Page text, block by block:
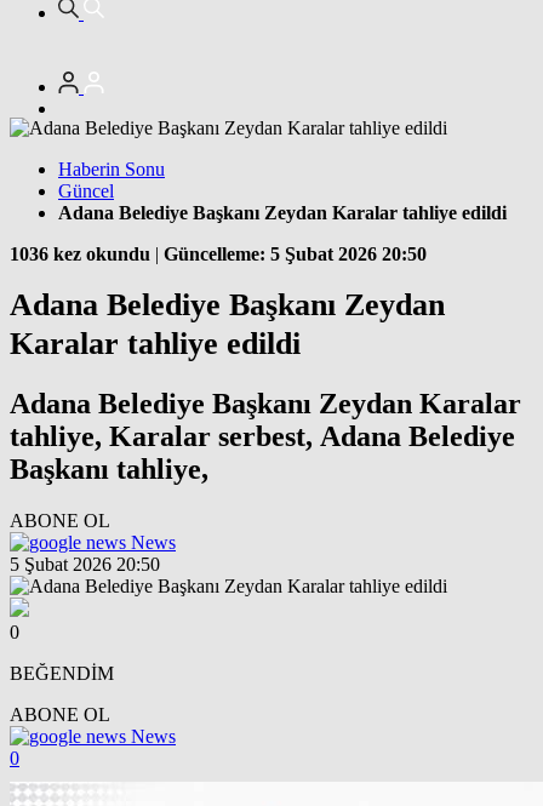
Haberin Sonu
Güncel
Adana Belediye Başkanı Zeydan Karalar tahliye edildi
1036 kez okundu | Güncelleme: 5 Şubat 2026 20:50
Adana Belediye Başkanı Zeydan
Karalar tahliye edildi
Adana Belediye Başkanı Zeydan Karalar
tahliye, Karalar serbest, Adana Belediye
Başkanı tahliye,
ABONE OL
News
5 Şubat 2026 20:50
0
BEĞENDİM
ABONE OL
News
0